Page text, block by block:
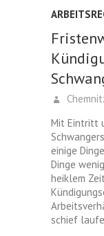
Mit Eintritt
einige
Dinge
heiklem
schief